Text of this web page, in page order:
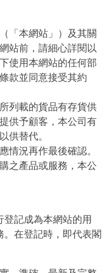
「本網站」）及其關
站前，請細心詳閱以
使用本網站的任何部
款並同意接受其約
列載的貨品有存貨供
供予顧客，本公司有
供替代。
情況再作最後確認。
之產品或服務，本公
記成為本網站的用
。在登記時，即代表閣